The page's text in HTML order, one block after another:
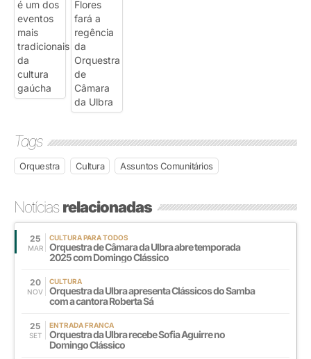
Tags
Orquestra Cultura Assuntos Comunitários
Notíciasrelacionadas
25
MAR
CULTURA PARA TODOS
Orquestra de Câmara da Ulbra abre temporada
2025 com Domingo Clássico
20
NOV
CULTURA
Orquestra da Ulbra apresenta Clássicos do Samba
com a cantora Roberta Sá
25
SET
ENTRADA FRANCA
Orquestra da Ulbra recebe Sofia Aguirre no
Domingo Clássico